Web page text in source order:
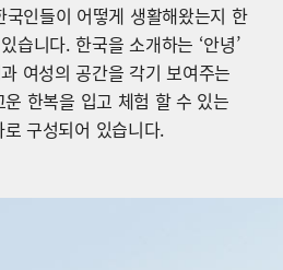
인들이 어떻게 생활해왔는지 한
습니다. 한국을 소개하는 ‘안녕’
여성의 공간을 각기 보여주는
운 한복을 입고 체험 할 수 있는
로 구성되어 있습니다.